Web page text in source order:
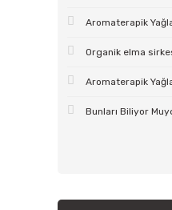
Aromaterapik
Organik elma
Aromaterapik
Bunları Biliyor